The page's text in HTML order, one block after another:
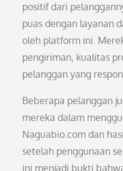
positif dari
puas dengan layanan
oleh platform ini.
pengiriman, kualitas
pelanggan yang
Beberapa pelanggan
mereka dalam
Naguabio.com dan
setelah penggunaan
ini menjadi bukti